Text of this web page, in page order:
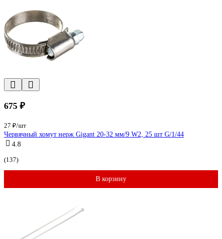
675 ₽
27 ₽/шт
Червячный хомут нерж Gigant 20-32 мм/9 W2, 25 шт G/1/44
4.8
(137)
В корзину